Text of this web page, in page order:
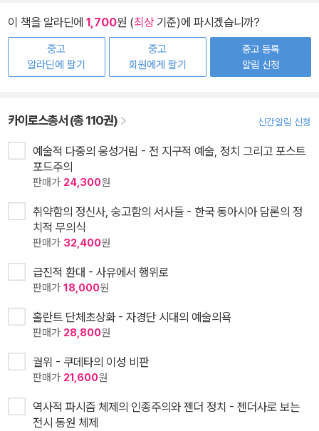
이 책을 알라딘에 1,700원 (최상기준)에 파시겠습니까?
중고
알라딘에 팔기
중고
회원에게 팔기
중고 등록
알림 신청
카이로스총서 (총 110권) 신간알림 신청
예술적 다중의 웅성거림 - 전 지구적 예술, 정치 그리고 포스트
포드주의
판매가 24,300원
취약함의 정신사, 숭고함의 서사들 - 한국 동아시아 담론의 정
치적 무의식
판매가 32,400원
급진적 환대 - 사유에서 행위로
판매가 18,000원
홀란트 단체초상화 - 자경단 시대의 예술의욕
판매가 28,800원
궐위 - 쿠데타의 이성 비판
판매가 21,600원
역사적 파시즘 체제의 인종주의와 젠더 정치 - 젠더사로 보는
전시 동원 체제